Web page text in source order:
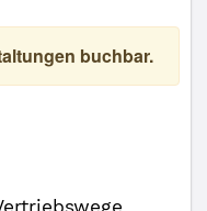
buchbar.